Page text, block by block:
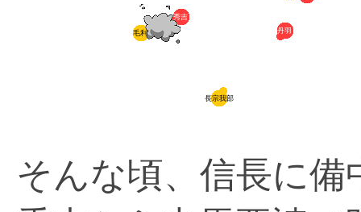
秀吉
毛利
丹羽
長宗我部
そんな頃、信長に